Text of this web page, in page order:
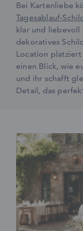
Bei Kartenliebe
Tagesablauf-
klar und liebevoll
dekoratives
Location platziert
einen Blick, wie
und ihr schafft
Detail, das